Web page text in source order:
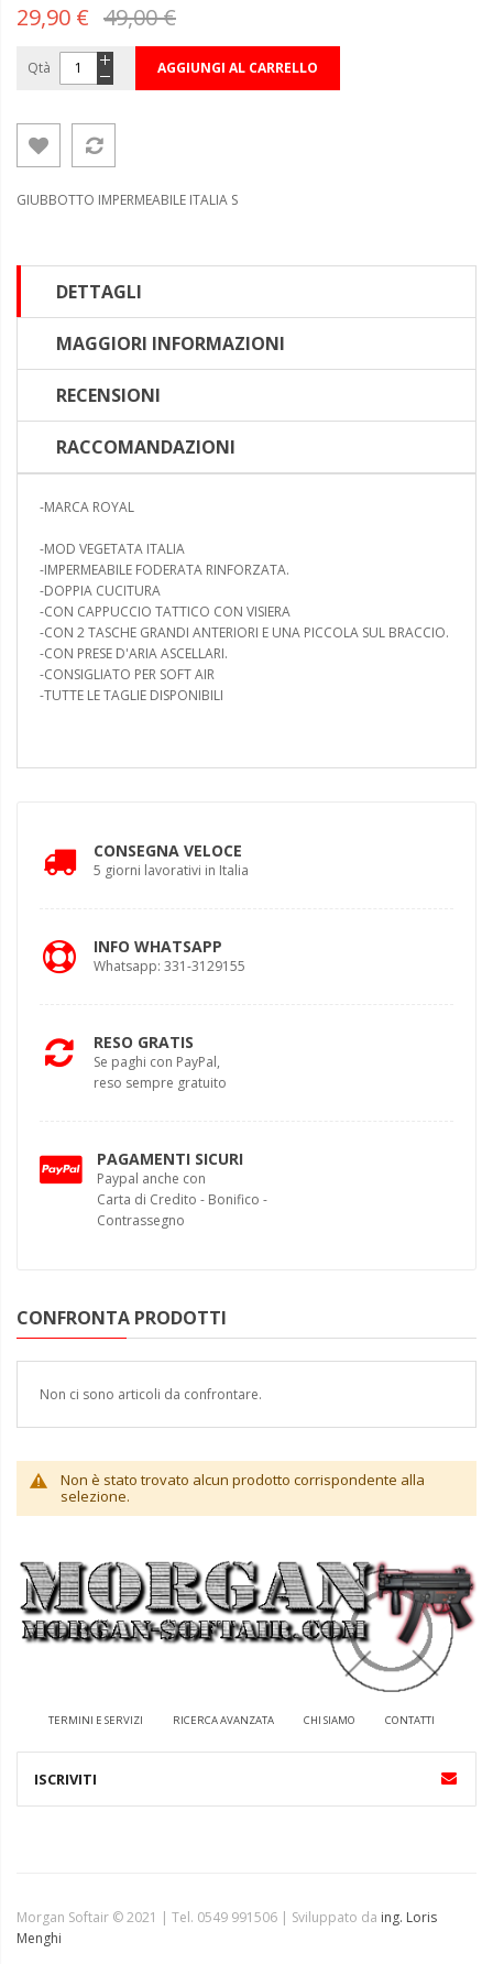
29,90 € 49,00 €
Qtà AGGIUNGI AL CARRELLO
GIUBBOTTO IMPERMEABILE ITALIA S
DETTAGLI
MAGGIORI INFORMAZIONI
RECENSIONI
RACCOMANDAZIONI
-MARCA ROYAL
-MOD VEGETATA ITALIA
-IMPERMEABILE FODERATA RINFORZATA.
-DOPPIA CUCITURA
-CON CAPPUCCIO TATTICO CON VISIERA
-CON 2 TASCHE GRANDI ANTERIORI E UNA PICCOLA SUL BRACCIO.
-CON PRESE D'ARIA ASCELLARI.
-CONSIGLIATO PER SOFT AIR
-TUTTE LE TAGLIE DISPONIBILI
CONSEGNA VELOCE
5 giorni lavorativi in Italia
INFO WHATSAPP
Whatsapp: 331-3129155
RESO GRATIS
Se paghi con PayPal,
reso sempre gratuito
PAGAMENTI SICURI
Paypal anche con
Carta di Credito - Bonifico -
Contrassegno
CONFRONTA PRODOTTI
Non ci sono articoli da confrontare.
Non è stato trovato alcun prodotto corrispondente alla
selezione.
TERMINI E SERVIZI RICERCA AVANZATA CHI SIAMO CONTATTI
Morgan Softair © 2021 | Tel. 0549 991506 | Sviluppato da ing. Loris
Menghi